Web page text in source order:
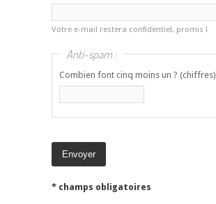
Votre e-mail restera confidentiel, promis !
Anti-spam :
Combien font cinq moins un ? (chiffres)
* champs obligatoires